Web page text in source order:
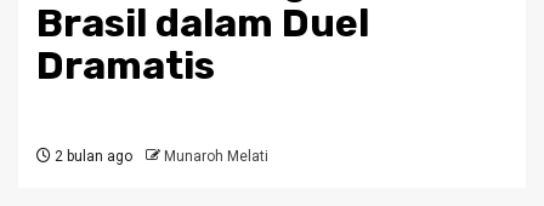
Brasil dalam Duel
Dramatis
2 bulan ago Munaroh Melati